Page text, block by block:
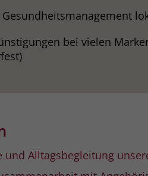
bei vielen
und Alltagsbegleitung
Zweck
Dieses Cookie
Werbeanzeige
Anbieter Facebook